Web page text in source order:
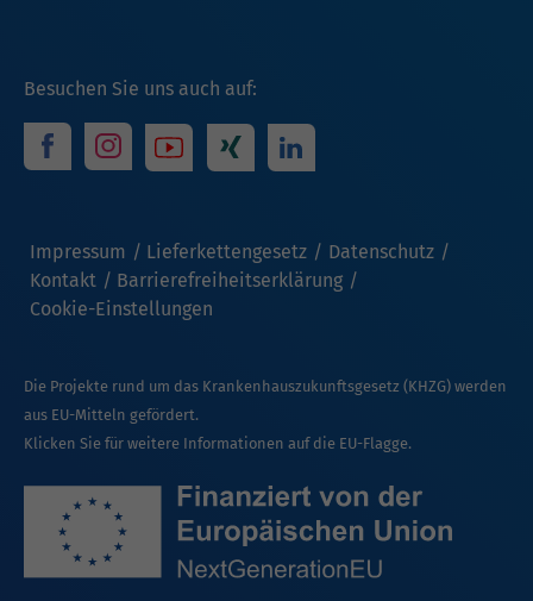
Besuchen Sie uns auch auf:
Impressum Lieferkettengesetz
Datenschutz
Kontakt
Barrierefreiheitserklärung
Cookie-Einstellungen
Die Projekte rund um das Krankenhauszukunftsgesetz (KHZG) werden
aus EU-Mitteln gefördert.
Klicken Sie für weitere Informationen auf die EU-Flagge.